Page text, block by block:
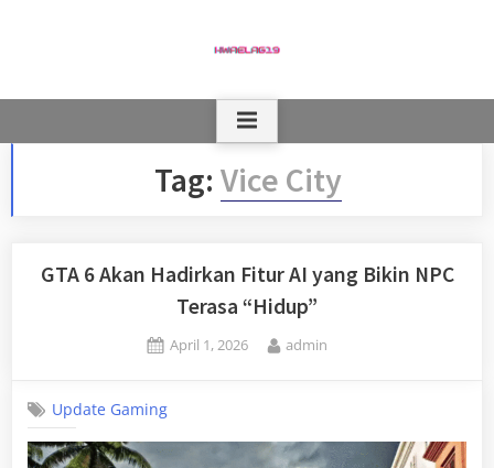
Tag: Vice City
GTA 6 Akan Hadirkan Fitur AI yang Bikin NPC
Terasa “Hidup”
Posted
April 1, 2026 By
admin
Update Gaming